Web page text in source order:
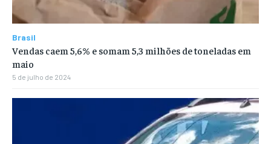
Brasil
Vendas caem 5,6% e somam 5,3 milhões de toneladas em
maio
5 de julho de 2024